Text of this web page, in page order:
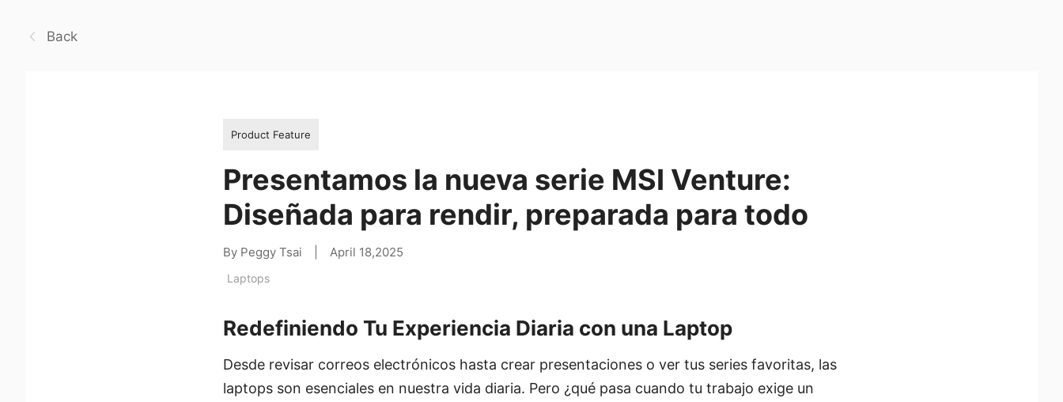
Back
Product Feature
Presentamos la nueva serie MSI Venture:
Diseñada para rendir, preparada para todo
By Peggy Tsai April 18,2025
Laptops
Redefiniendo Tu Experiencia Diaria con una Laptop
Desde revisar correos electrónicos hasta crear presentaciones o ver tus series favoritas, las
laptops son esenciales en nuestra vida diaria. Pero ¿qué pasa cuando tu trabajo exige un